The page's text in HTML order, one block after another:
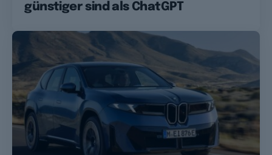
günstiger sind als ChatGPT